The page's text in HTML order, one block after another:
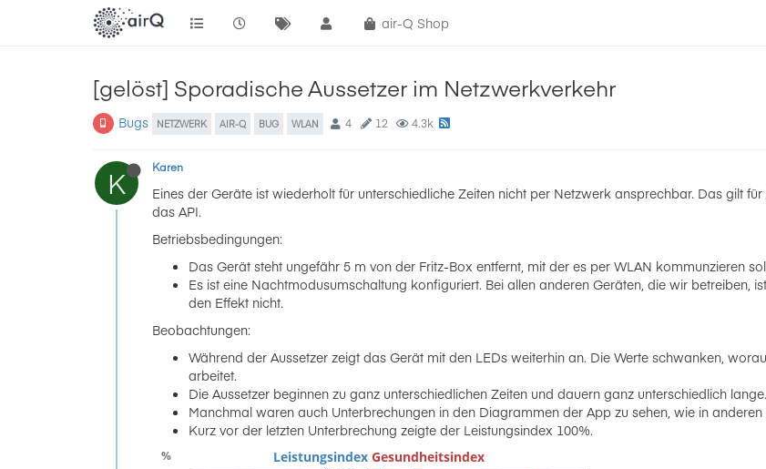
air-Q Shop
[gelöst] Sporadische Aussetzer im Netzwerkverkehr
Bugs NETZWERK AIR-Q BUG WLAN 4 12 4.3k
K Karen
Eines der Geräte ist wiederholt für unterschiedliche Zeiten nicht per Netzwerk ansprechbar. Das gilt
das API.
Betriebsbedingungen:
Das Gerät steht ungefähr 5 m von der Fritz-Box entfernt, mit der es per WLAN kommunzieren
Es ist eine Nachtmodusumschaltung konfiguriert. Bei allen anderen Geräten, die wir betreiben,
den Effekt nicht.
Beobachtungen:
Während der Aussetzer zeigt das Gerät mit den LEDs weiterhin an. Die Werte schwanken,
arbeitet.
Die Aussetzer beginnen zu ganz unterschiedlichen Zeiten und dauern ganz unterschiedlich
Manchmal waren auch Unterbrechungen in den Diagrammen der App zu sehen, wie in
Kurz vor der letzten Unterbrechung zeigte der Leistungsindex 100%.